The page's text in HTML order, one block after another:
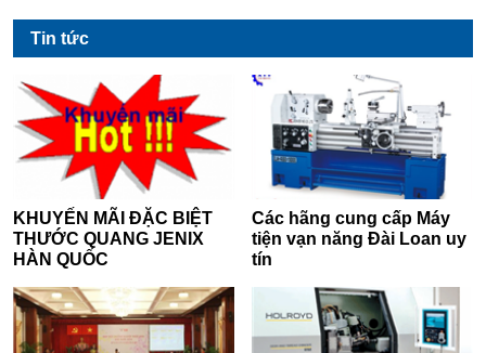
Tin tức
KHUYẾN MÃI ĐẶC BIỆT
THƯỚC QUANG JENIX
HÀN QUỐC
Các hãng cung cấp Máy
tiện vạn năng Đài Loan uy
tín